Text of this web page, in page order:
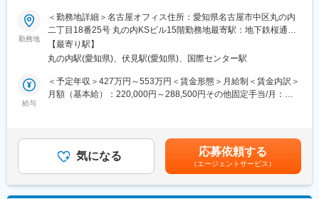
■当社の魅力：
【安心の働きやすさ】
社員の方々が長期的にそして自身の希望を叶えながら働けるよう
な環境作りを大切にしています。フレックス勤務制度、時短制
がらの勤務が可能です。
【積極的なグローバル展開】
・25周年を迎えたアイロムグループでは先端医療事業・臨床開発
支援事業（CRO・SMO）・メディカルサポートなど多角的な事業
展開でグループシナジーを発揮。24年3月度決算で過去の業績を
業界トップクラスの研修制度をご用意してお迎えいたします。
企業でのご就業経験のない方が多数活躍されており、安心して働
いていただける環境です。
＊全社平均残業時間：月13時間
■業務詳細：
・患者（被験者）様への治験実施内容の説明補助・被験者様のス
携わるチームの調整など。
勤務地
＜勤務地詳細＞名古屋オフィス住所：愛知県名古屋市中区丸の内
二丁目18番25号 丸の内KSビル15階勤務地最寄駅：地下鉄桜通
線・鶴舞線／丸の内駅受動喫煙対策：屋内全面禁煙変更の範囲：
会社の定める事業所
【最寄り駅】
丸の内駅(愛知県)、伏見駅(愛知県)、国際センター駅
給与
＜予定年収＞427万円～553万円＜賃金形態＞月給制＜賃金内訳＞
月額（基本給）：220,000円～288,500円その他固定手当/月：
業手当＞有＜給与補足＞■昇給：年1回■賞与：年2回 ※基本給×4
ヶ月（夏冬2回の合計）■残業30時間を超過した場合は別途時間外
手当を支給いたします。※全社平均残業時間：月13時間賃金はあ
くまでも目安の金額であり、選考を通じて上下する可能性があり
ます。月給(月額)は固定手当を含めた表記です。
気になる 応募依頼する
（エージェントサービス）